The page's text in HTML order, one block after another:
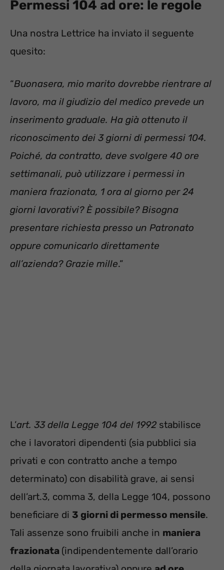
Permessi 104 ad ore: le regole
Una nostra Lettrice ha inviato il seguente
quesito:
“Buonasera, mio marito dovrebbe rientrare al
lavoro, ma il giudizio del medico prevede un
inserimento graduale. Ha già ottenuto il
riconoscimento dei 3 giorni di permessi 104.
Poiché, da contratto, deve svolgere 40 ore
settimanali, può utilizzare i permessi in
maniera frazionata, 1 ora al giorno per 24
giorni lavorativi? È possibile? Bisogna
presentare richiesta presso un Patronato
oppure comunicarlo direttamente
all’azienda? Grazie mille.”
L’art. 33 della Legge 104 del 1992 stabilisce
che i lavoratori dipendenti (sia pubblici sia
privati e con contratto anche a tempo
determinato) con disabilità grave, ai sensi
dell’art.3, comma 3, della Legge 104, possono
beneficiare di 3 giorni di permesso mensile.
Tali assenze sono fruibili anche in maniera
frazionata (indipendentemente dall’orario